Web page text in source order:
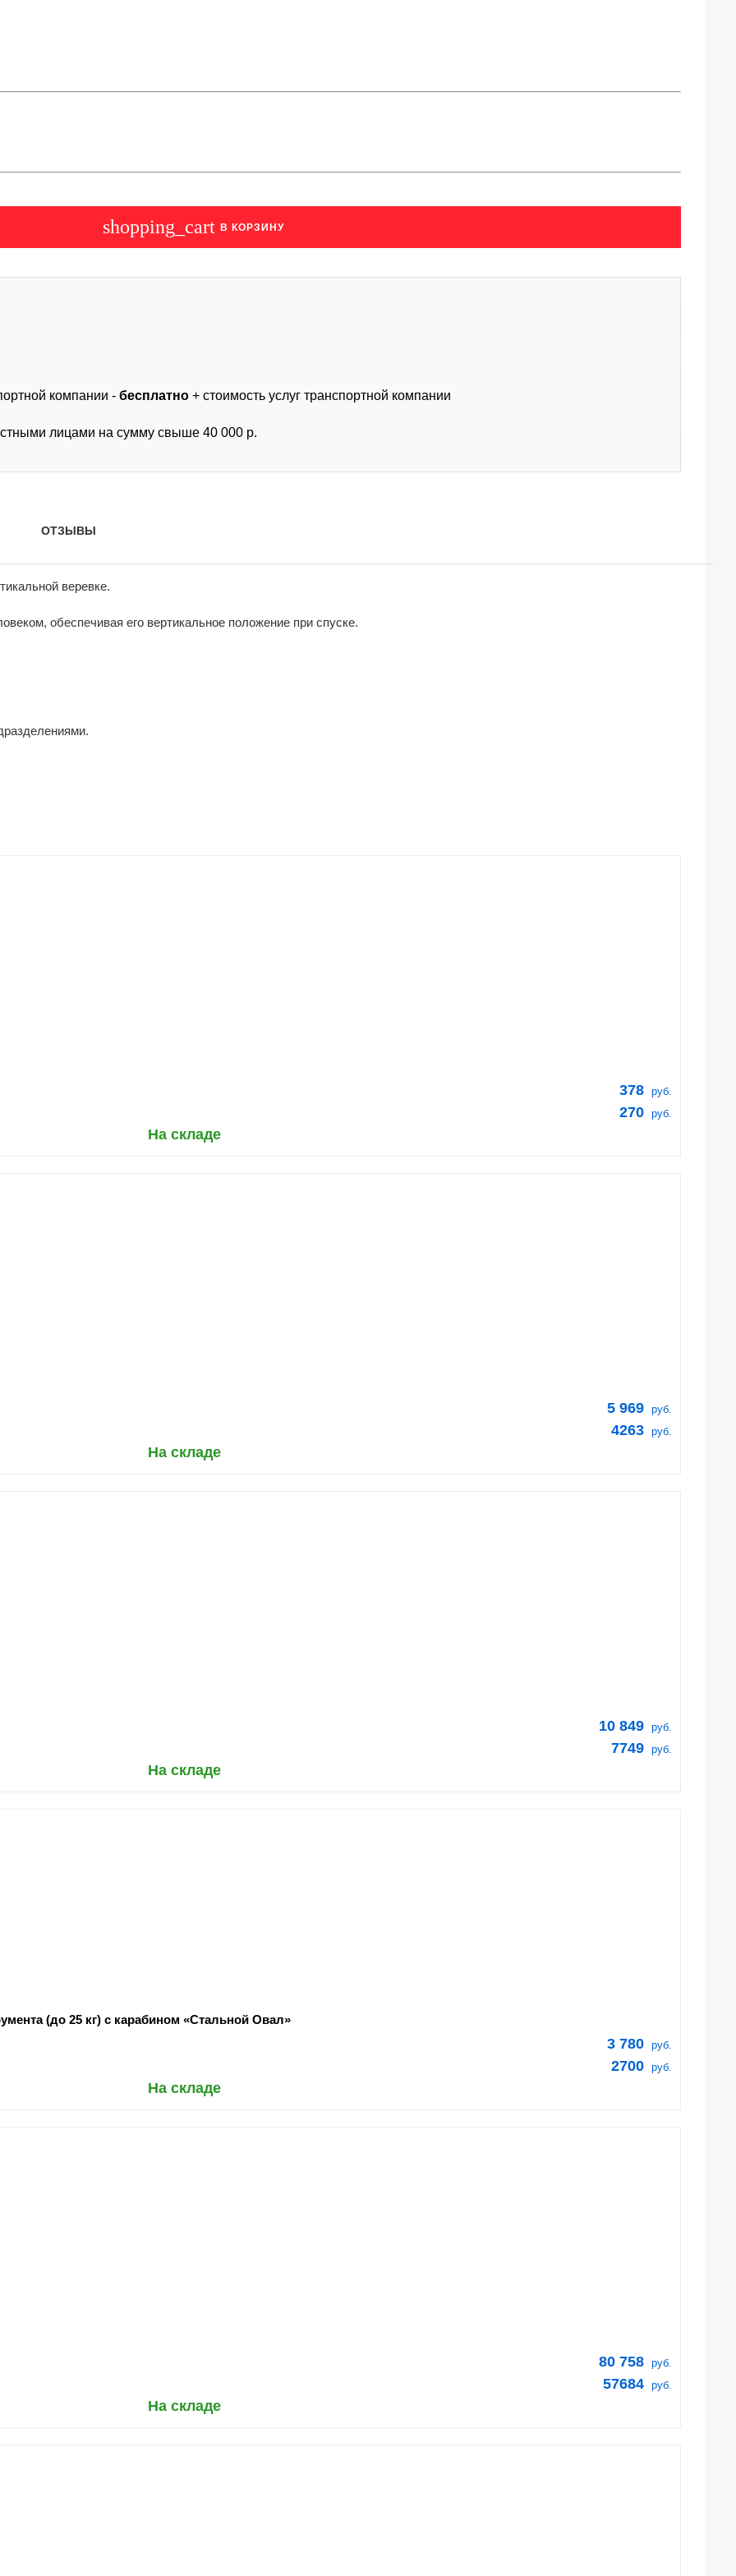
shopping_cart В КОРЗИНУ
компании - бесплатно + стоимость услуг транспортной компании
лицами на сумму свыше 40 000 р.
ОТЗЫВЫ
веревке.
обеспечивая его вертикальное положение при спуске.
378 руб.
270 руб.
На складе
5 969 руб.
4263 руб.
На складе
10 849 руб.
7749 руб.
На складе
(до 25 кг) с карабином «Стальной Овал»
3 780 руб.
2700 руб.
На складе
80 758 руб.
57684 руб.
На складе